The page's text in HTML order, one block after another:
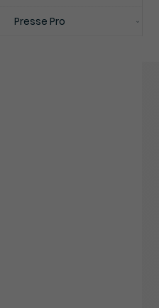
Presse Pro